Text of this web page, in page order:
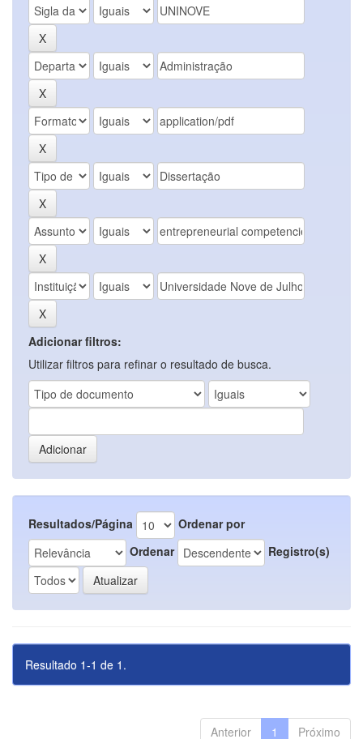
Adicionar filtros:
Utilizar filtros para refinar o resultado de busca.
Resultados/Página
Ordenar por
Ordenar
Registro(s)
Resultado 1-1 de 1.
Anterior 1 Próximo